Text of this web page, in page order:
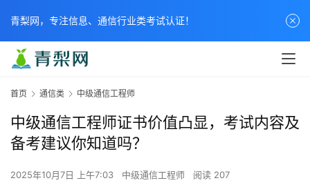
首页 通信类 中级通信工程师
中级通信工程师证书价值凸显，考试内容及
备考建议你知道吗？
2025年10月7日 上午7:03 中级通信工程师 阅读 207
青梨网，专注信息、通信行业类考试认证！